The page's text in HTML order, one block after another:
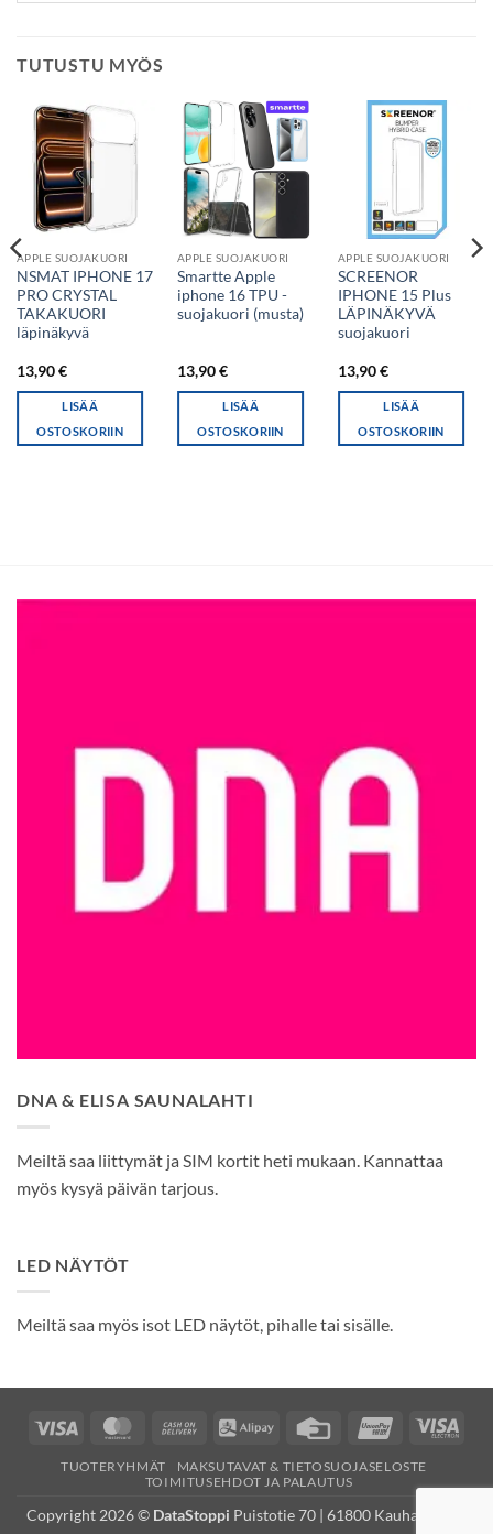
TUTUSTU MYÖS
APPLE SUOJAKUORI
NSMAT IPHONE 17
PRO CRYSTAL
TAKAKUORI
läpinäkyvä
13,90€
LISÄÄ
OSTOSKORIIN
APPLE SUOJAKUORI
Smartte Apple
iphone 16 TPU -
suojakuori (musta)
13,90€
LISÄÄ
OSTOSKORIIN
APPLE SUOJAKUORI
SCREENOR
IPHONE 15 Plus
LÄPINÄKYVÄ
suojakuori
13,90€
LISÄÄ
OSTOSKORIIN
DNA & ELISA SAUNALAHTI
Meiltä saa liittymät ja SIM kortit heti mukaan. Kannattaa
myös kysyä päivän tarjous.
LED NÄYTÖT
Meiltä saa myös isot LED näytöt, pihalle tai sisälle.
Visa MasterCardCash
Delivery
Alipay
Credit
UnionPayVisa
TUOTERYHMÄT
MAKSUTAVAT & TIETOSUOJASELOSTE
TOIMITUSEHDOT JA PALAUTUS
Copyright 2026 © DataStoppi Puistotie 70 | 61800 Kauhajoki (K-